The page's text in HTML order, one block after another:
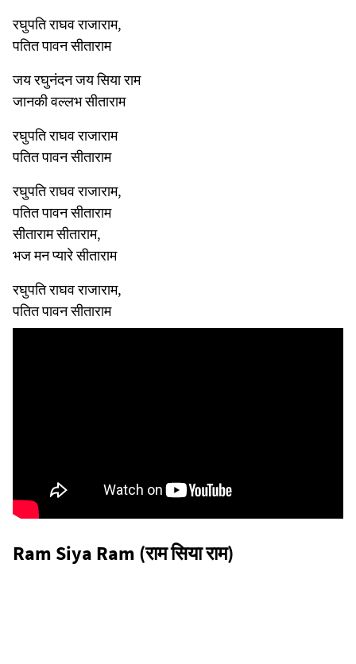
रघुपति राघव राजाराम,
पतित पावन सीताराम
जय रघुनंदन जय सिया राम
जानकी वल्लभ सीताराम
रघुपति राघव राजाराम
पतित पावन सीताराम
रघुपति राघव राजाराम,
पतित पावन सीताराम
सीताराम सीताराम,
भज मन प्यारे सीताराम
रघुपति राघव राजाराम,
पतित पावन सीताराम
Ram Siya Ram (राम सिया राम)